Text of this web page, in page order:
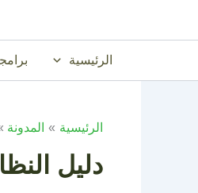
الرئيسية
الرئيسية المدونة
دليل